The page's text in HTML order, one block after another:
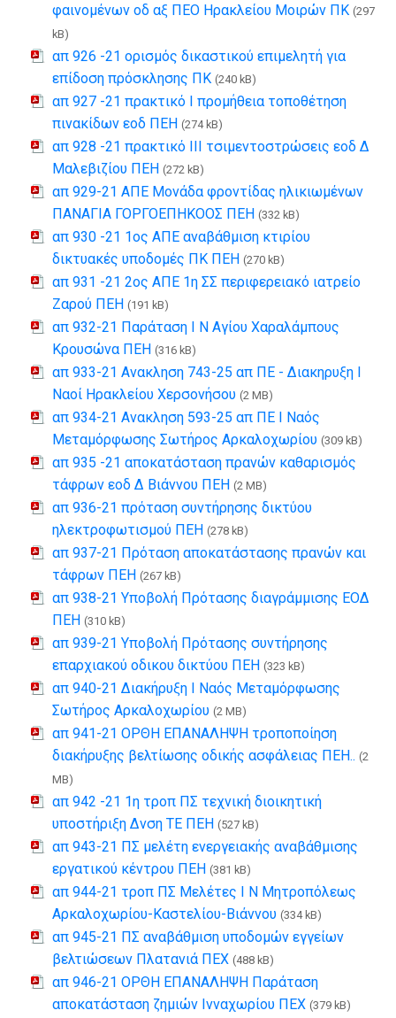
φαινομένων οδ αξ ΠΕΟ Ηρακλείου Μοιρών ΠΚ (297
kB)
απ 926 -21 ορισμός δικαστικού επιμελητή για
επίδοση πρόσκλησης ΠΚ (240 kB)
απ 927 -21 πρακτικό Ι προμήθεια τοποθέτηση
πινακίδων εοδ ΠΕΗ (274 kB)
απ 928 -21 πρακτικό ΙΙΙ τσιμεντοστρώσεις εοδ Δ
Μαλεβιζίου ΠΕΗ (272 kB)
απ 929-21 ΑΠΕ Μονάδα φροντίδας ηλικιωμένων
ΠΑΝΑΓΙΑ ΓΟΡΓΟΕΠΗΚΟΟΣ ΠΕΗ (332 kB)
απ 930 -21 1ος ΑΠΕ αναβάθμιση κτιρίου
δικτυακές υποδομές ΠΚ ΠΕΗ (270 kB)
απ 931 -21 2ος ΑΠΕ 1η ΣΣ περιφερειακό ιατρείο
Ζαρού ΠΕΗ (191 kB)
απ 932-21 Παράταση Ι Ν Αγίου Χαραλάμπους
Κρουσώνα ΠΕΗ (316 kB)
απ 933-21 Ανακληση 743-25 απ ΠΕ - Διακηρυξη Ι
Ναοί Ηρακλείου Χερσονήσου (2 MB)
απ 934-21 Ανακληση 593-25 απ ΠΕ Ι Ναός
Μεταμόρφωσης Σωτήρος Αρκαλοχωρίου (309 kB)
απ 935 -21 αποκατάσταση πρανών καθαρισμός
τάφρων εοδ Δ Βιάννου ΠΕΗ (2 MB)
απ 936-21 πρόταση συντήρησης δικτύου
ηλεκτροφωτισμού ΠΕΗ (278 kB)
απ 937-21 Πρόταση αποκατάστασης πρανών και
τάφρων ΠΕΗ (267 kB)
απ 938-21 Υποβολή Πρότασης διαγράμμισης ΕΟΔ
ΠΕΗ (310 kB)
απ 939-21 Υποβολή Πρότασης συντήρησης
επαρχιακού οδικου δικτύου ΠΕΗ (323 kB)
απ 940-21 Διακήρυξη Ι Ναός Μεταμόρφωσης
Σωτήρος Αρκαλοχωρίου (2 MB)
απ 941-21 ΟΡΘΗ ΕΠΑΝΑΛΗΨΗ τροποποίηση
διακήρυξης βελτίωσης οδικής ασφάλειας ΠΕΗ.. (2
MB)
απ 942 -21 1η τροπ ΠΣ τεχνική διοικητική
υποστήριξη Δνση ΤΕ ΠΕΗ (527 kB)
απ 943-21 ΠΣ μελέτη ενεργειακής αναβάθμισης
εργατικού κέντρου ΠΕΗ (381 kB)
απ 944-21 τροπ ΠΣ Μελέτες Ι Ν Μητροπόλεως
Αρκαλοχωρίου-Καστελίου-Βιάννου (334 kB)
απ 945-21 ΠΣ αναβάθμιση υποδομών εγγείων
βελτιώσεων Πλατανιά ΠΕΧ (488 kB)
απ 946-21 ΟΡΘΗ ΕΠΑΝΑΛΗΨΗ Παράταση
αποκατάσταση ζημιών Ινναχωρίου ΠΕΧ (379 kB)